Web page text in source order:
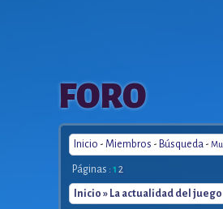
The
Origins
FORO
Inicio - Miembros - Búsqueda -
Páginas : 1 2
Inicio » La actualidad del juego